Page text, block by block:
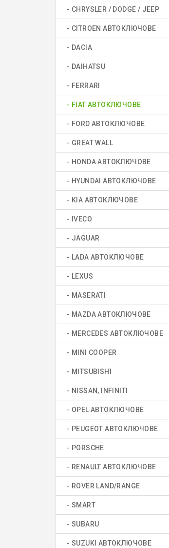
- CHRYSLER / DODGE / JEEP
- CITROEN АВТОКЛЮЧОВЕ
- DACIA
- DAIHATSU
- FERRARI
- FIAT АВТОКЛЮЧОВЕ
- FORD АВТОКЛЮЧОВЕ
- GREAT WALL
- HONDA АВТОКЛЮЧОВЕ
- HYUNDAI АВТОКЛЮЧОВЕ
- KIA АВТОКЛЮЧОВЕ
- IVECO
- JAGUAR
- LADA АВТОКЛЮЧОВЕ
- LEXUS
- MASERATI
- MAZDA АВТОКЛЮЧОВЕ
- MERCEDES АВТОКЛЮЧОВЕ
- MINI COOPER
- MITSUBISHI
- NISSAN, INFINITI
- OPEL АВТОКЛЮЧОВЕ
- PEUGEOT АВТОКЛЮЧОВЕ
- PORSCHE
- RENAULT АВТОКЛЮЧОВЕ
- ROVER LAND/RANGE
- SMART
- SUBARU
- SUZUKI АВТОКЛЮЧОВЕ